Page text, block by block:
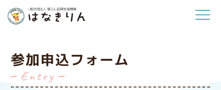
参加申込フォーム
entry